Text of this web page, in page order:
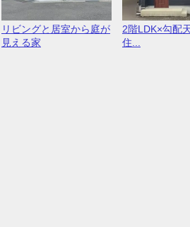
リビングと居室から庭が
見える家
2階LDK×勾配
住...